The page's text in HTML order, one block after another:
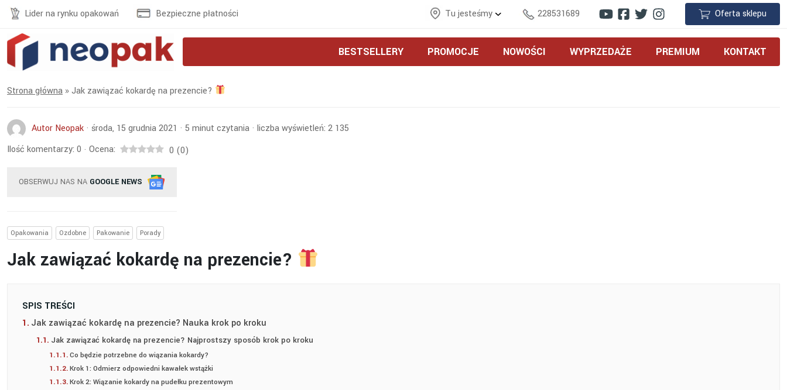
Lider na rynku opakowań Bezpieczne płatności Tu jesteśmy 228531689 Oferta sklepu
BESTSELLERY PROMOCJE NOWOŚCI WYPRZEDAŻE PREMIUM KONTAKT
Strona główna »Jak zawiązać kokardę na prezencie?
Autor Neopak · środa, 15 grudnia 2021 · 5 minut czytania · liczba wyświetleń: 2 135
Ilość komentarzy: 0 · Ocena: 0 (0)
OBSERWUJ NAS NA GOOGLE NEWS
Opakowania Ozdobne Pakowanie Porady
Jak zawiązać kokardę na prezencie?
SPIS TREŚCI
Jak zawiązać kokardę na prezencie? Nauka krok po kroku
Jak zawiązać kokardę na prezencie? Najprostszy sposób krok po kroku
Co będzie potrzebne do wiązania kokardy?
Krok 1: Odmierz odpowiedni kawałek wstążki
Krok 2: Wiązanie kokardy na pudełku prezentowym